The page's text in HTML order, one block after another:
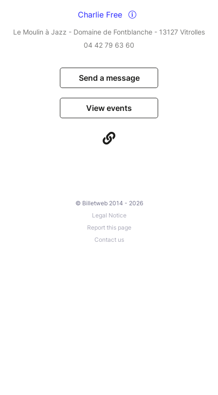
Charlie Free
Le Moulin à Jazz - Domaine de Fontblanche - 13127 Vitrolles
04 42 79 63 60
Send a message
View events
© Billetweb 2014 - 2026
Legal Notice
Report this page
Contact us